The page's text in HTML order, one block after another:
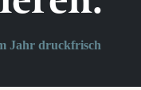
Jahr druckfrisch